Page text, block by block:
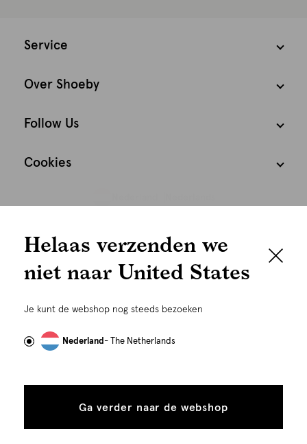
graag persoonlijk
gebruiken wij cookies en daarmee vergelijkbare
om advertenties te personaliseren...
tonen
toestaan
Service
Over Shoeby
Follow Us
Cookies
Helaas verzenden we
niet naar United States
Je kunt de webshop nog steeds bezoeken
Nederland- The Netherlands
Ga verder naar de webshop